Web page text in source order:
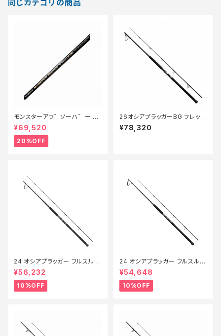
同じカテゴリの商品
モンスターアフ゛ソーハ゛ー 8
2/8ハ゜ワーキャスティンク゛
【特価竿】【20】
¥69,520
20%OFF
26オシアプラッガーBG フレック
スエナジー S83H
¥78,320
24 オシアプラッガー フルスルッ
トル S88H【継続セール_ロッド】
【10】
¥56,232
10%OFF
24 オシアプラッガー フルスルッ
トル S710H【継続セール_ロッ
ド】【10】
¥54,648
10%OFF